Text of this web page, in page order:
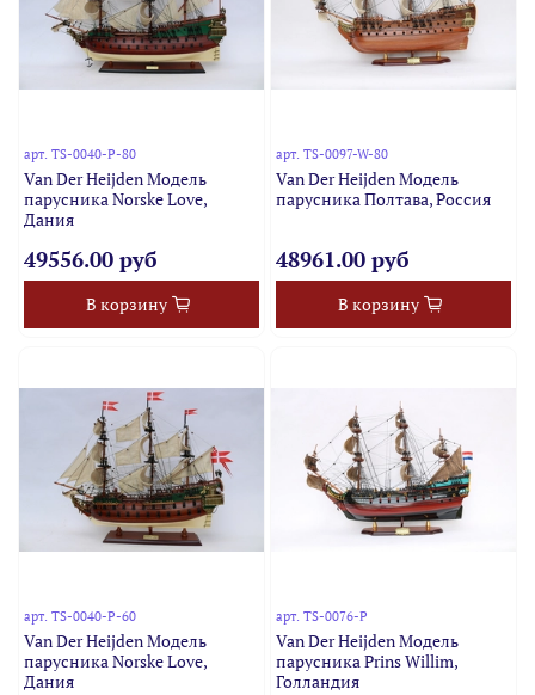
арт.TS-0040-P-80
Van Der Heijden Модель
парусника Norske Love,
Дания
49556.00 руб
В корзину
арт. TS-0097-W-80
Van Der Heijden Модель
парусника Полтава, Россия
48961.00 руб
В корзину
арт.TS-0040-P-60
Van Der Heijden Модель
парусника Norske Love,
Дания
арт. TS-0076-P
Van Der Heijden Модель
парусника Prins Willim,
Голландия